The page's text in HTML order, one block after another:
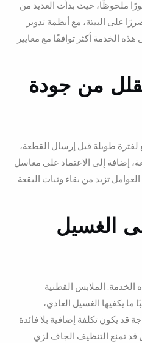
ملحوظًا، حيث بدأت العديد من
على البيئة، مع أنظمة تدوير
هذه الخدمة أكثر توافقًا مع معايير
من جودة
لفترة طويلة قبل إرسال القطعة،
إضافة إلى الاعتماد على مغاسل
تزيد من بقاء وثبات البقعة
الغسيل
الملابس القطنية
ما يكفيها الغسيل العادي،
يكون تكلفة إضافية بلا فائدة
تمنع التنظيف الجاف لزي